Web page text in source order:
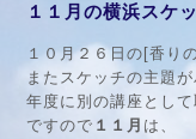
１１月の横浜スケ
１０月２６日の[香り
またスケッチの主題
年度に別の講座として
ですので １１月 は、